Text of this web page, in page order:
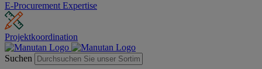
E-Procurement Expertise
Projektkoordination
Suchen